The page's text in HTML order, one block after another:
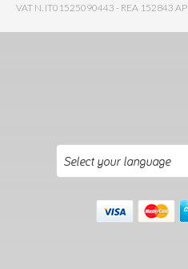
VAT N. IT01525090443 - REA 152843 AP